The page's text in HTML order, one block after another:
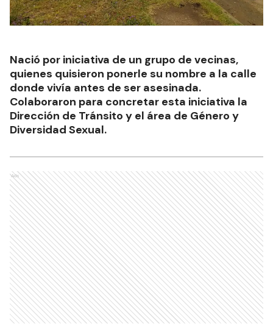
Nació por iniciativa de un grupo de vecinas,
quienes quisieron ponerle su nombre a la calle
donde vivía antes de ser asesinada.
Colaboraron para concretar esta iniciativa la
Dirección de Tránsito y el área de Género y
Diversidad Sexual.
Ads